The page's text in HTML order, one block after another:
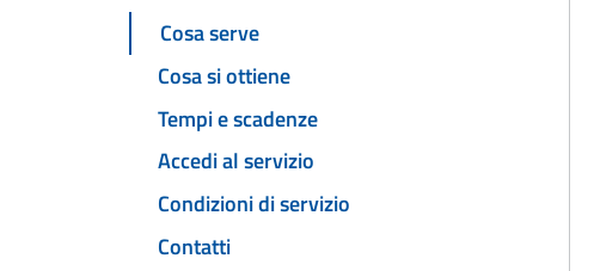
Cosa serve
Cosa si ottiene
Tempi e scadenze
Accedi al servizio
Condizioni di servizio
Contatti